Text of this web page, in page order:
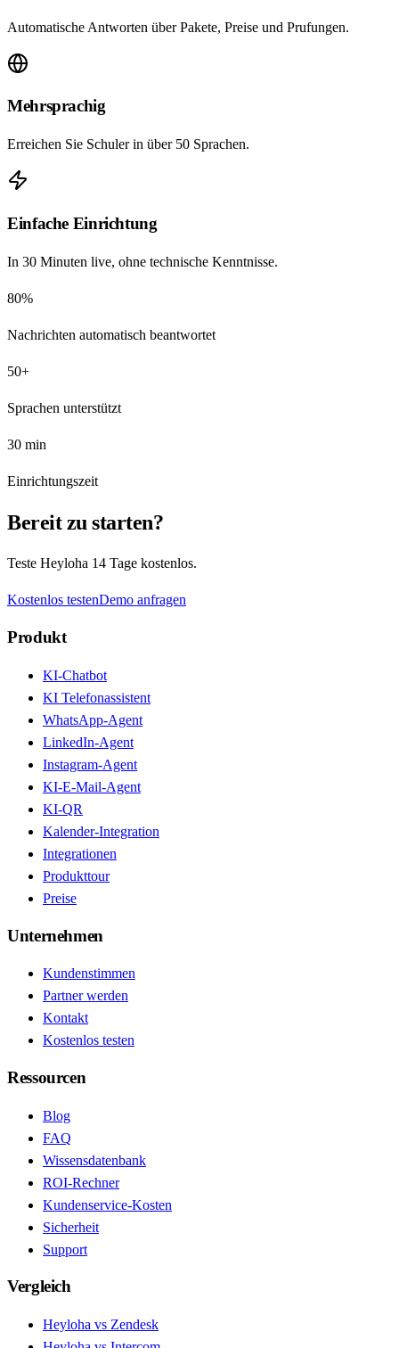
Automatische Antworten über Pakete, Preise und Prufungen.
Mehrsprachig
Erreichen Sie Schuler in über 50 Sprachen.
Einfache Einrichtung
In 30 Minuten live, ohne technische Kenntnisse.
80%
Nachrichten automatisch beantwortet
50+
Sprachen unterstützt
30 min
Einrichtungszeit
Bereit zu starten?
Teste Heyloha 14 Tage kostenlos.
Kostenlos testenDemo anfragen
Produkt
KI-Chatbot
KI Telefonassistent
WhatsApp-Agent
LinkedIn-Agent
Instagram-Agent
KI-E-Mail-Agent
KI-QR
Kalender-Integration
Integrationen
Produkttour
Preise
Unternehmen
Kundenstimmen
Partner werden
Kontakt
Kostenlos testen
Ressourcen
Blog
FAQ
Wissensdatenbank
ROI-Rechner
Kundenservice-Kosten
Sicherheit
Support
Vergleich
Heyloha vs Zendesk